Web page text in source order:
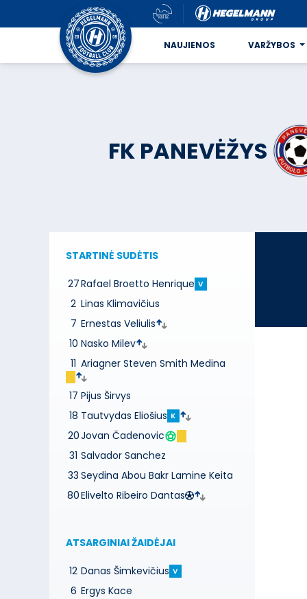
NAUJIENOS VARŽYBOS
FK PANEVĖŽYS
STARTINĖ SUDĖTIS
27Rafael Broetto Henrique V
2 Linas Klimavičius
7 Ernestas Veliulis
10 Nasko Milev
11 Ariagner Steven Smith Medina
17 Pijus Širvys
18 Tautvydas Eliošius K
20Jovan Čadenovic
31 Salvador Sanchez
33 Seydina Abou Bakr Lamine Keita
80Elivelto Ribeiro Dantas
ATSARGINIAI ŽAIDĖJAI
12 Danas Šimkevičius V
6 Ergys Kace